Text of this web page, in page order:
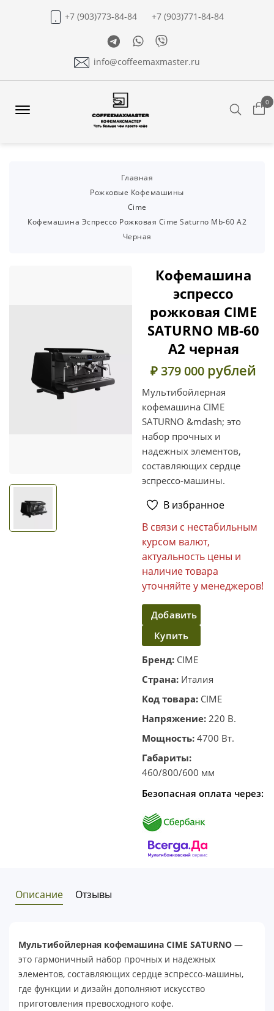
+7 (903)773-84-84
+7 (903)771-84-84
TelegramWhatsapp
Viber
info@coffeemaxmaster.ru
0
Главная
Рожковые Кофемашины
Cime
Кофемашина Эспрессо Рожковая Cime Saturno Mb-60 А2
Черная
Кофемашина
эспрессо
рожковая CIME
SATURNO MB-60
А2 черная
₽ 379 000 рублей
Мультибойлерная
кофемашина CIME
SATURNO &mdash; это
набор прочных и
надежных элементов,
составляющих сердце
эспрессо-машины.
В избранное
В связи с нестабильным
курсом валют,
актуальность цены и
наличие товара
уточняйте у менеджеров!
Добавить
в
корзину
Купить
в один
клик
Бренд: CIME
Страна: Италия
Код товара: CIME
Напряжение: 220 В.
Мощность: 4700 Вт.
Габариты:
460/800/600 мм
Безопасная оплата через:
Описание Отзывы
Мультибойлерная кофемашина CIME SATURNO —
это гармоничный набор прочных и надежных
элементов, составляющих сердце эспрессо-машины,
где функции и дизайн дополняют искусство
приготовления превосходного кофе.